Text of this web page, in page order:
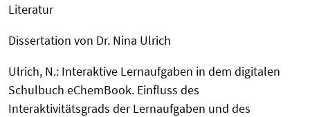
Literatur
Dissertation von Dr. Nina Ulrich
Ulrich, N.: Interaktive Lernaufgaben in dem digitalen
Schulbuch eChemBook. Einfluss des
Interaktivitätsgrads der Lernaufgaben und des